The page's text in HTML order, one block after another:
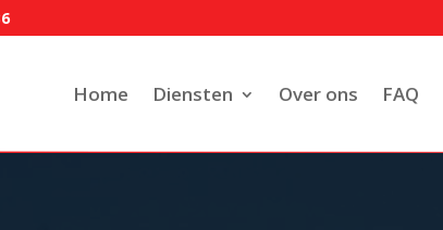
Home Diensten Over ons FAQ